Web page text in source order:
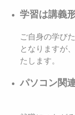
学習は講義
ご自身の学び
となりますが
たします。
パソコン関